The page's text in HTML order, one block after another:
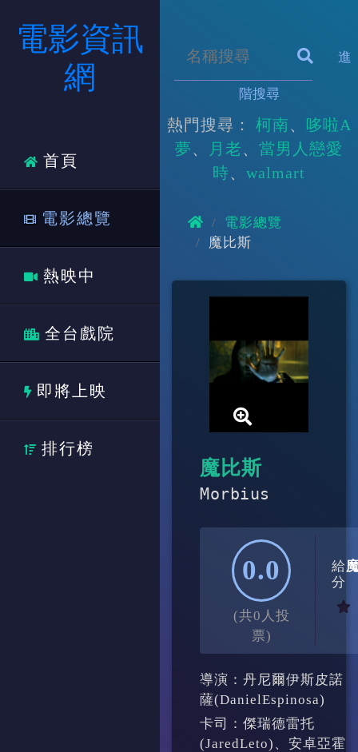
電影資訊
網
首頁
電影總覽
熱映中
全台戲院
即將上映
排行榜
進
階搜尋
熱門搜尋： 柯南
哆啦A
夢
月老
當男人戀愛
時
walmart
電影總覽
魔比斯
魔比斯
Morbius
0.0
(共0人投
票)
給
分
導演：丹尼爾伊斯皮諾
薩(DanielEspinosa)
卡司：傑瑞德雷托
(JaredLeto)、安卓亞霍